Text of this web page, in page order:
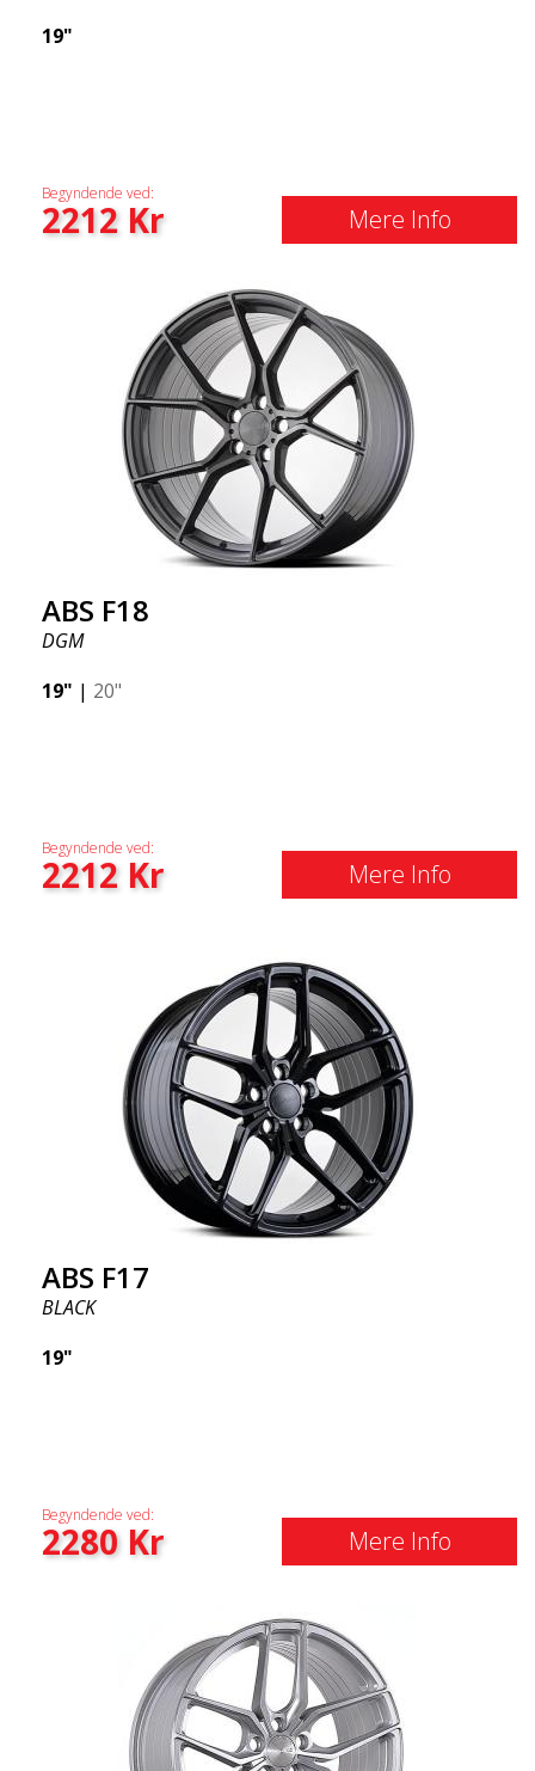
19"
Begyndende ved:
2212Kr Mere Info
ABS F18
DGM
19" | 20"
Begyndende ved:
2212Kr Mere Info
ABS F17
BLACK
19"
Begyndende ved:
2280Kr Mere Info